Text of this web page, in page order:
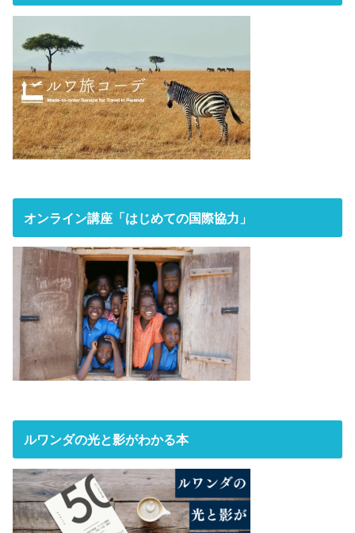
オンライン講座「はじめての国際協力」
ルワンダの光と影がわかる本